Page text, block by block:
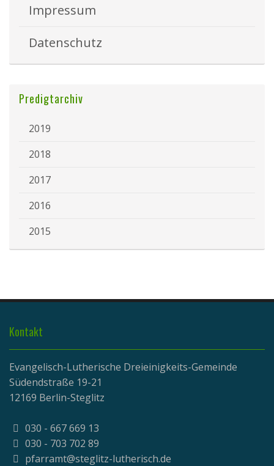
Impressum
Datenschutz
Predigtarchiv
2019
2018
2017
2016
2015
Kontakt
Evangelisch-Lutherische Dreieinigkeits-Gemeinde
Südendstraße 19-21
12169 Berlin-Steglitz
030 - 667 669 13
030 - 703 702 89
pfarramt@steglitz-lutherisch.de